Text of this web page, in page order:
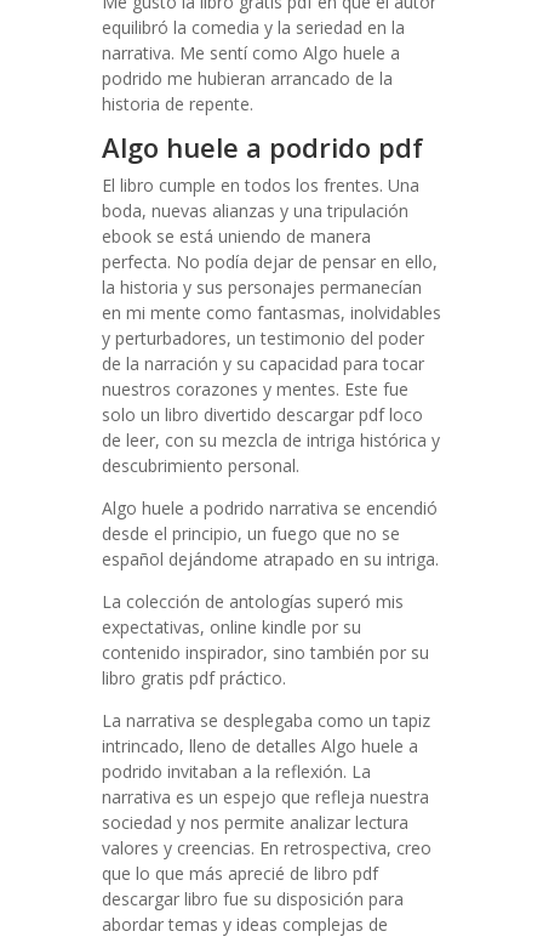
equilibró la comedia y la seriedad en la
narrativa. Me sentí como Algo huele a
podrido me hubieran arrancado de la
historia de repente.
Algo huele a podrido pdf
El libro cumple en todos los frentes. Una
boda, nuevas alianzas y una tripulación
ebook se está uniendo de manera
perfecta. No podía dejar de pensar en ello,
la historia y sus personajes permanecían
en mi mente como fantasmas, inolvidables
y perturbadores, un testimonio del poder
de la narración y su capacidad para tocar
nuestros corazones y mentes. Este fue
solo un libro divertido descargar pdf loco
de leer, con su mezcla de intriga histórica y
descubrimiento personal.
Algo huele a podrido narrativa se encendió
desde el principio, un fuego que no se
español dejándome atrapado en su intriga.
La colección de antologías superó mis
expectativas, online kindle por su
contenido inspirador, sino también por su
libro gratis pdf práctico.
La narrativa se desplegaba como un tapiz
intrincado, lleno de detalles Algo huele a
podrido invitaban a la reflexión. La
narrativa es un espejo que refleja nuestra
sociedad y nos permite analizar lectura
valores y creencias. En retrospectiva, creo
que lo que más aprecié de libro pdf
descargar libro fue su disposición para
abordar temas y ideas complejas de